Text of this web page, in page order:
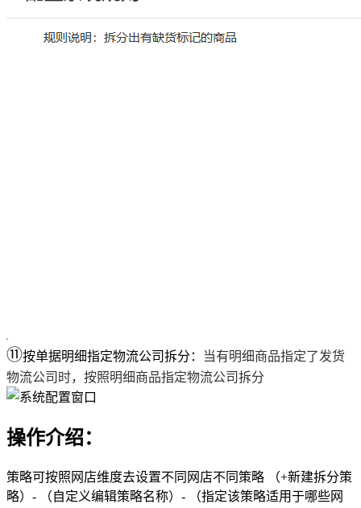
⑪按单据明细指定物流公司拆分： 当有明细商品指定了发货
物流公司时，按照明细商品指定物流公司拆分
操作介绍：
策略可按照网店维度去设置不同网店不同策略 （+新建拆分策
略）- （自定义编辑策略名称）- （指定该策略适用于哪些网